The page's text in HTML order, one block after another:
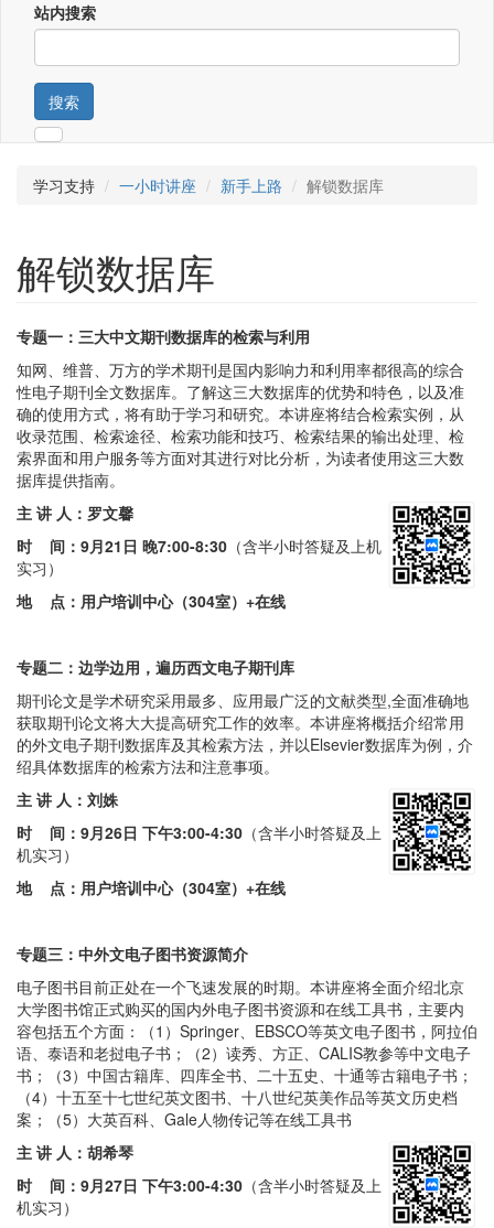
站内搜索
搜索
学习支持 一小时讲座 新手上路 解锁数据库
解锁数据库
专题一：三大中文期刊数据库的检索与利用
知网、维普、万方的学术期刊是国内影响力和利用率都很高的综合
性电子期刊全文数据库。了解这三大数据库的优势和特色，以及准
确的使用方式，将有助于学习和研究。本讲座将结合检索实例，从
收录范围、检索途径、检索功能和技巧、检索结果的输出处理、检
索界面和用户服务等方面对其进行对比分析，为读者使用这三大数
据库提供指南。
主 讲 人：罗文馨
时 间： 9月21日 晚7:00-8:30 （含半小时答疑及上机
实习）
地 点： 用户培训中心（304室） +在线
专题二：边学边用，遍历西文电子期刊库
期刊论文是学术研究采用最多、应用最广泛的文献类型,全面准确地
获取期刊论文将大大提高研究工作的效率。本讲座将概括介绍常用
的外文电子期刊数据库及其检索方法，并以Elsevier数据库为例，介
绍具体数据库的检索方法和注意事项。
主 讲 人：刘姝
时 间： 9月26日 下午3:00-4:30 （含半小时答疑及上
机实习）
地 点：用户培训中心（304室）+在线
专题三：中外文电子图书资源简介
电子图书目前正处在一个飞速发展的时期。本讲座将全面介绍北京
大学图书馆正式购买的国内外电子图书资源和在线工具书，主要内
容包括五个方面：（1）Springer、EBSCO等英文电子图书，阿拉伯
语、泰语和老挝电子书；（2）读秀、方正、CALIS教参等中文电子
书；（3）中国古籍库、四库全书、二十五史、十通等古籍电子书；
（4）十五至十七世纪英文图书、十八世纪英美作品等英文历史档
案；（5）大英百科、Gale人物传记等在线工具书
主 讲 人：胡希琴
时 间： 9月27日 下午3:00-4:30 （含半小时答疑及上
机实习）